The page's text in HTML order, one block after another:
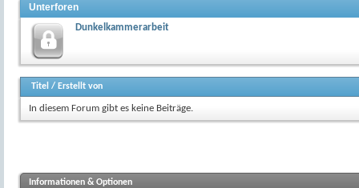
Unterforen
Dunkelkammerarbeit
Titel / Erstellt von
In diesem Forum gibt es keine Beiträge.
Informationen & Optionen